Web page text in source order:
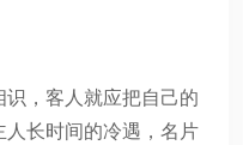
，客人就应把自己的
长时间的冷遇，名片